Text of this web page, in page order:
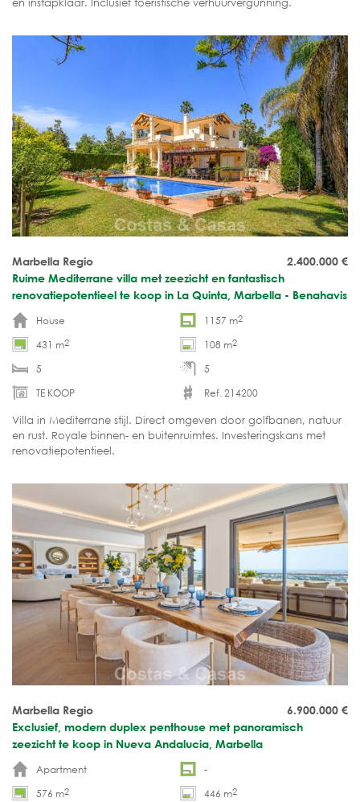
2.400.000 €
Marbella Regio
Ruime Mediterrane villa met zeezicht en fantastisch
renovatiepotentieel te koop in La Quinta, Marbella - Benahavis
House
1157 m2
431 m2 108 m2
5
5
TE KOOP
Ref. 214200
Villa in Mediterrane stijl. Direct omgeven door golfbanen, natuur
en rust. Royale binnen- en buitenruimtes. Investeringskans met
renovatiepotentieel.
6.900.000 €
Marbella Regio
Exclusief, modern duplex penthouse met panoramisch
zeezicht te koop in Nueva Andalucia, Marbella
Apartment
-
576 m2 446 m2